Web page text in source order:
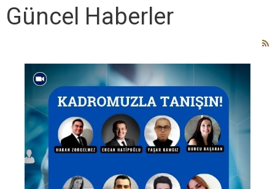
Güncel Haberler